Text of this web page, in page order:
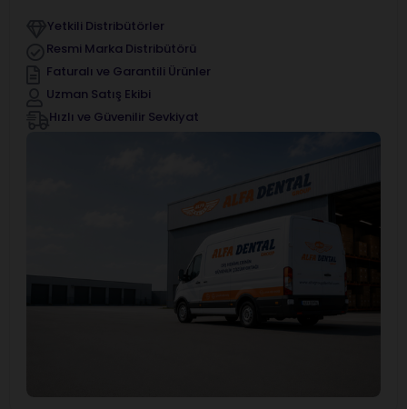
Yetkili Distribütörler
Resmi Marka Distribütörü
Faturalı ve Garantili Ürünler
Uzman Satış Ekibi
Hızlı ve Güvenilir Sevkiyat